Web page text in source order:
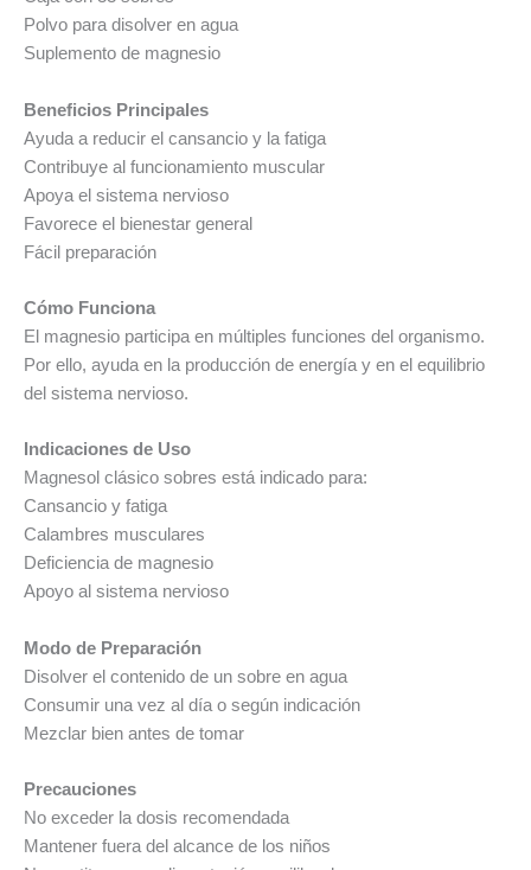
Polvo para disolver en agua
Suplemento de magnesio
Beneficios Principales
Ayuda a reducir el cansancio y la fatiga
Contribuye al funcionamiento muscular
Apoya el sistema nervioso
Favorece el bienestar general
Fácil preparación
Cómo Funciona
El magnesio participa en múltiples funciones del organismo.
Por ello, ayuda en la producción de energía y en el equilibrio
del sistema nervioso.
Indicaciones de Uso
Magnesol clásico sobres está indicado para:
Cansancio y fatiga
Calambres musculares
Deficiencia de magnesio
Apoyo al sistema nervioso
Modo de Preparación
Disolver el contenido de un sobre en agua
Consumir una vez al día o según indicación
Mezclar bien antes de tomar
Precauciones
No exceder la dosis recomendada
Mantener fuera del alcance de los niños